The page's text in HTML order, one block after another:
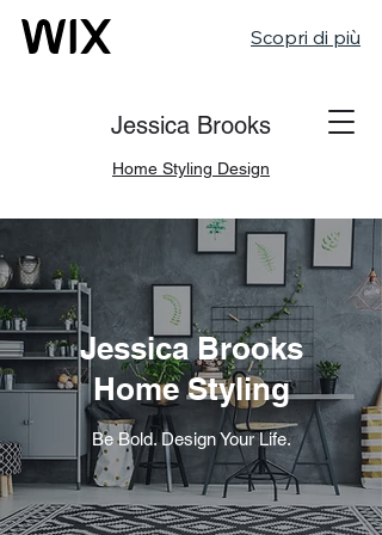
Scopri di più